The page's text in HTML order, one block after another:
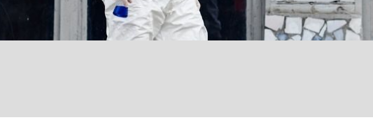
でも…」本田圭佑が初めて明かした日本代表監督に... 「最悪の空気